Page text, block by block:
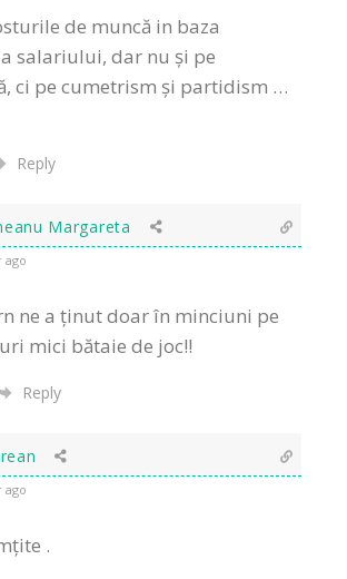
de muncă in baza
salariului, dar nu și pe
ci pe cumetrism și partidism …
Reply
Margareta
ago
ne a ținut doar în minciuni pe
mici bătaie de joc!!
Reply
ago
.